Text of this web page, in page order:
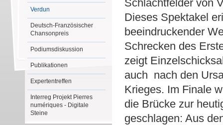
Verdun
Deutsch-Französischer
Chansonpreis
Podiumsdiskussion
Publikationen
Expertentreffen
Interreg Projekt Pierres
numériques - Digitale
Steine
Schlachtfelder von
Dieses Spektakel
beeindruckender
Schrecken des
zeigt
auch nach den
Krieges. Im Finale
die Brücke zur
geschlagen: Aus